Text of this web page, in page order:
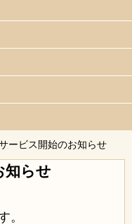
ービス開始のお知らせ
知らせ
。